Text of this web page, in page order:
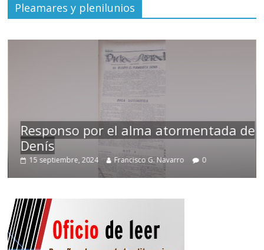
Pleamares y plenilunios
Responso por el alma atormentada de
Denís
15 septiembre, 2024 Francisco G. Navarro 0